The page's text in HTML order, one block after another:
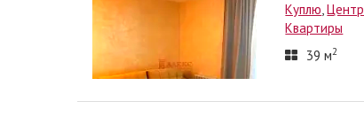
Куплю,Центр
Квартиры
39 м2